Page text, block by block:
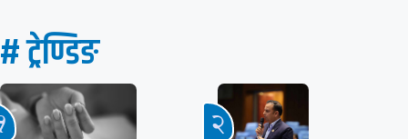
# ट्रेण्डिङ